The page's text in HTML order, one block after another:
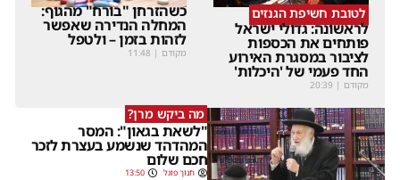
לטובת חשיפת הגנזים
לראשונה: גדולי ישראל
פותחים את הכספות
לציבור במסגרת האירוע
החד פעמי של 'היכלות'
מקודם |
20:39
כשהזרחן "בורח" מהגוף:
המחלה הנדירה שאפשר
לזהות בזמן – ולטפל
מקודם |
11:48
מה ביקש מרן?
"לשאת בגאון": המסר
המהדהד שנשמע בעצרת לזכר
חכם שלום
חנוך פוגל 13:50